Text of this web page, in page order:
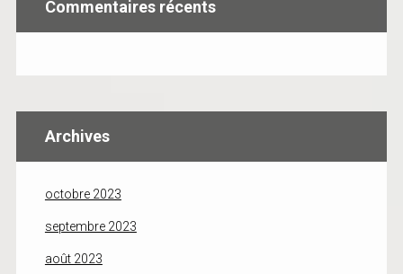
Commentaires récents
Archives
octobre 2023
septembre 2023
août 2023